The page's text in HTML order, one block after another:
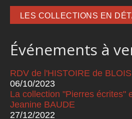
LES COLLECTIONS EN
Événements à
RDV de l'HISTOIRE de BLOIS
06/10/2023
La collection "Pierres écrites"
Jeanine BAUDE
27/12/2022